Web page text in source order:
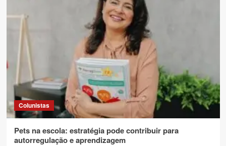
Colunistas
Pets na escola: estratégia pode contribuir para
autorregulação e aprendizagem